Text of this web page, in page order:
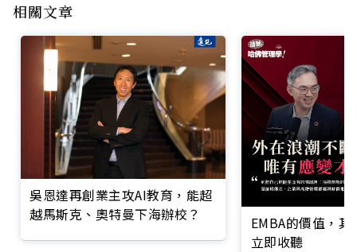
相關文章
吳恩達再創業主攻AI教育，能超
越馬斯克、奧特曼下海辦校？
EMBA的價值，
立即收聽